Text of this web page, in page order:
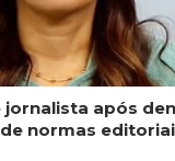
jornalista após
normas